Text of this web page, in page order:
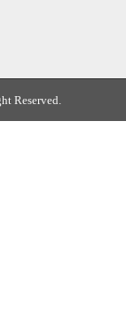
Reserved.